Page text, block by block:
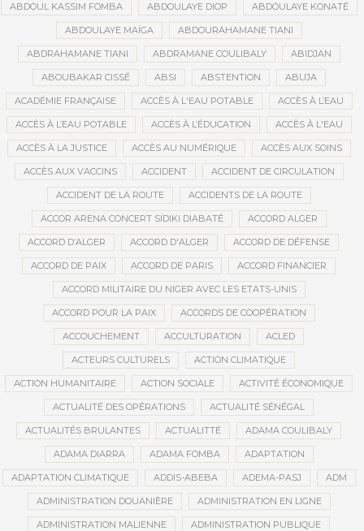
ABDOUL KASSIM FOMBA ABDOULAYE DIOP ABDOULAYE KONATÉ
ABDOULAYE MAÏGA ABDOURAHAMANE TIANI
ABDRAHAMANE TIANI ABDRAMANE COULIBALY ABIDJAN
ABOUBAKAR CISSÉ ABSI ABSTENTION ABUJA
ACADÉMIE FRANÇAISE ACCÈS À L'EAU POTABLE ACCÈS À L’EAU
ACCÈS À L’EAU POTABLE ACCÈS À L’ÉDUCATION ACCÈS À L'EAU
ACCÈS À LA JUSTICE ACCÈS AU NUMÉRIQUE ACCÈS AUX SOINS
ACCÈS AUX VACCINS ACCIDENT ACCIDENT DE CIRCULATION
ACCIDENT DE LA ROUTE ACCIDENTS DE LA ROUTE
ACCOR ARENA CONCERT SIDIKI DIABATÉ ACCORD ALGER
ACCORD D’ALGER ACCORD D'ALGER ACCORD DE DÉFENSE
ACCORD DE PAIX ACCORD DE PARIS ACCORD FINANCIER
ACCORD MILITAIRE DU NIGER AVEC LES ETATS-UNIS
ACCORD POUR LA PAIX ACCORDS DE COOPÉRATION
ACCOUCHEMENT ACCULTURATION ACLED
ACTEURS CULTURELS ACTION CLIMATIQUE
ACTION HUMANITAIRE ACTION SOCIALE ACTIVITÉ ÉCONOMIQUE
ACTUALITÉ DES OPÉRATIONS ACTUALITÉ SÉNÉGAL
ACTUALITÉS BRULANTES ACTUALITTÉ ADAMA COULIBALY
ADAMA DIARRA ADAMA FOMBA ADAPTATION
ADAPTATION CLIMATIQUE ADDIS-ABEBA ADEMA-PASJ ADM
ADMINISTRATION DOUANIÈRE ADMINISTRATION EN LIGNE
ADMINISTRATION MALIENNE ADMINISTRATION PUBLIQUE